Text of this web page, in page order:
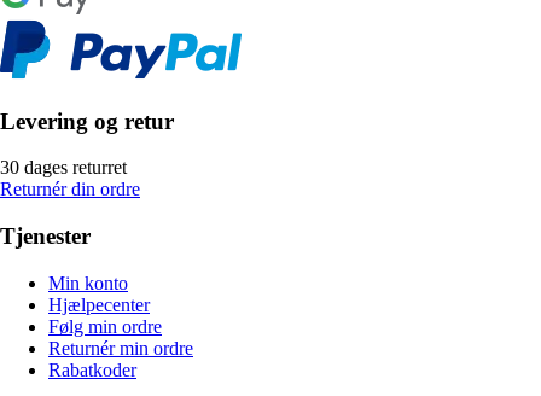
Levering og retur
30 dages returret
Returnér din ordre
Tjenester
Min konto
Hjælpecenter
Følg min ordre
Returnér min ordre
Rabatkoder